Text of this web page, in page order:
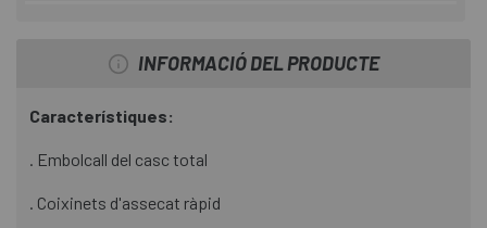
INFORMACIÓ DEL PRODUCTE
Característiques:
. Embolcall del casc total
. Coixinets d'assecat ràpid